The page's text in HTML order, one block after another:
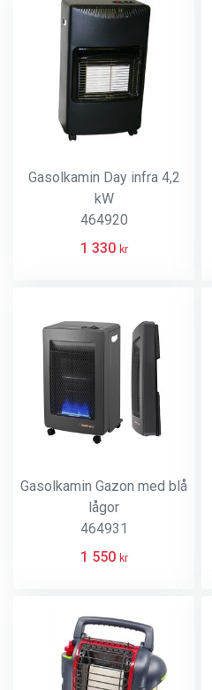
Gasolkamin Day infra 4,2
kW
464920
1 330 kr
Gasolkamin Gazon med blå
lågor
464931
1 550 kr